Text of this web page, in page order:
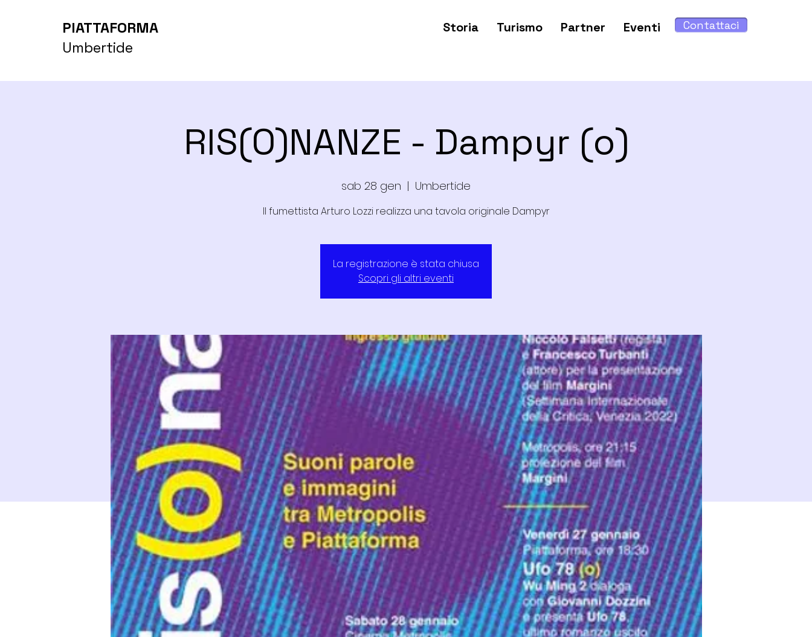
PIATTAFORMA
Umbertide
Storia Turismo Partner Eventi Contattaci
RIS(O)NANZE - Dampyr (o)
sab 28 gen
  |
Umbertide
Il fumettista Arturo Lozzi realizza una tavola originale Dampyr
La registrazione è stata chiusa
Scopri gli altri eventi